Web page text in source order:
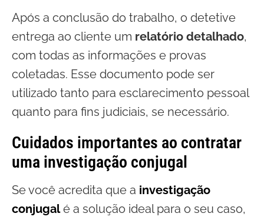
Após a conclusão do trabalho, o detetive
entrega ao cliente um relatório detalhado,
com todas as informações e provas
coletadas. Esse documento pode ser
utilizado tanto para esclarecimento pessoal
quanto para fins judiciais, se necessário.
Cuidados importantes ao contratar
uma investigação conjugal
Se você acredita que a investigação
conjugalé a solução ideal para o seu caso,